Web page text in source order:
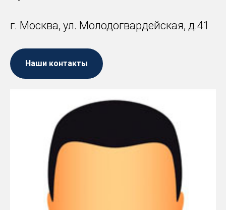
г. Москва, ул. Молодогвардейская, д.41
Наши контакты